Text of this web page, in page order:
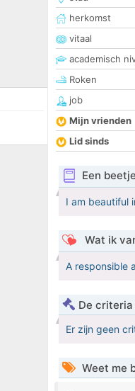
herkomst
vitaal
academisch
Roken
job
Mijn vrienden
Lid sinds
Een
I am beautiful
Wat ik
A responsible
De
Er zijn geen
Weet me